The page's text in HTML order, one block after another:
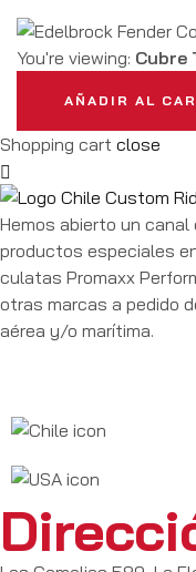
You're viewing: Cubre
AÑADIR AL
Shopping cart close
Hemos abierto un
productos especiales
culatas Promaxx
otras marcas a pedido
aérea y/o marítima.